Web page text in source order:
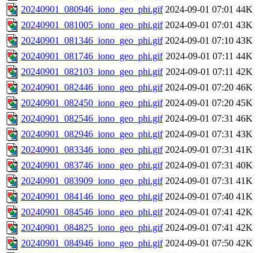
20240901_080946_iono_geo_phi.gif 2024-09-01 07:01 44K
20240901_081005_iono_geo_phi.gif 2024-09-01 07:01 43K
20240901_081346_iono_geo_phi.gif 2024-09-01 07:10 43K
20240901_081746_iono_geo_phi.gif 2024-09-01 07:11 44K
20240901_082103_iono_geo_phi.gif 2024-09-01 07:11 42K
20240901_082446_iono_geo_phi.gif 2024-09-01 07:20 46K
20240901_082450_iono_geo_phi.gif 2024-09-01 07:20 45K
20240901_082546_iono_geo_phi.gif 2024-09-01 07:31 46K
20240901_082946_iono_geo_phi.gif 2024-09-01 07:31 43K
20240901_083346_iono_geo_phi.gif 2024-09-01 07:31 41K
20240901_083746_iono_geo_phi.gif 2024-09-01 07:31 40K
20240901_083909_iono_geo_phi.gif 2024-09-01 07:31 41K
20240901_084146_iono_geo_phi.gif 2024-09-01 07:40 41K
20240901_084546_iono_geo_phi.gif 2024-09-01 07:41 42K
20240901_084825_iono_geo_phi.gif 2024-09-01 07:41 42K
20240901_084946_iono_geo_phi.gif 2024-09-01 07:50 42K